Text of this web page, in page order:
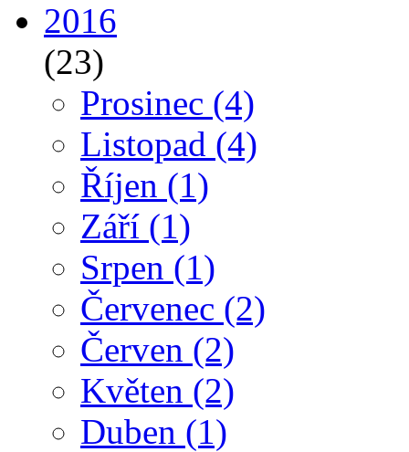
2016
(23)
Prosinec (4)
Listopad (4)
Říjen (1)
Září (1)
Srpen (1)
Červenec (2)
Červen (2)
Květen (2)
Duben (1)